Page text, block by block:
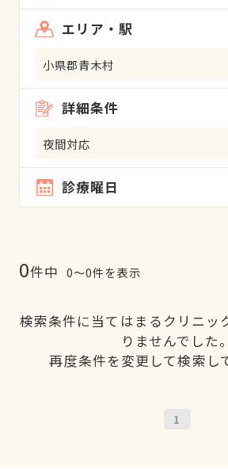
エリア・駅
小県郡青木村
詳細条件
夜間対応
診療曜日
0件中 0〜0件を表示
検索条件に当てはまるクリニッ
りませんでした。
再度条件を変更して検索し
1